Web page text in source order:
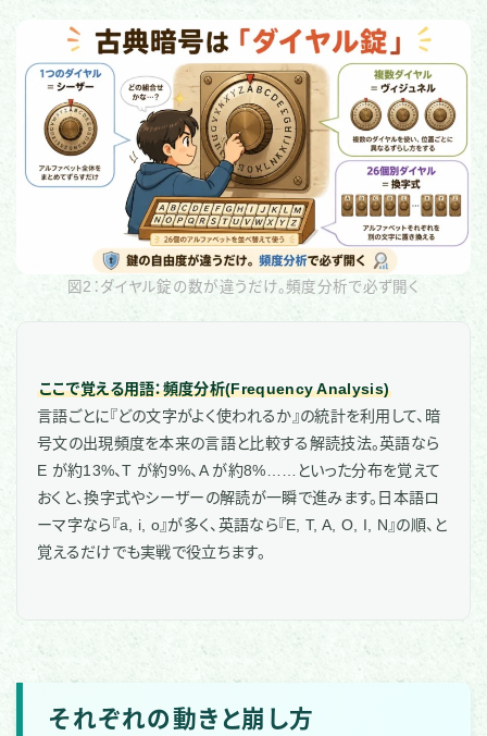
図2：ダイヤル錠の数が違うだけ。頻度分析で必ず開く
ここで覚える用語：頻度分析(Frequency Analysis)
言語ごとに『どの文字がよく使われるか』の統計を利用して、暗
号文の出現頻度を本来の言語と比較する解読技法。英語なら
E が約13%、T が約9%、A が約8%……といった分布を覚えて
おくと、換字式やシーザーの解読が一瞬で進みます。日本語ロ
ーマ字なら『a, i, o』が多く、英語なら『E, T, A, O, I, N』の順、と
覚えるだけでも実戦で役立ちます。
それぞれの動きと崩し方